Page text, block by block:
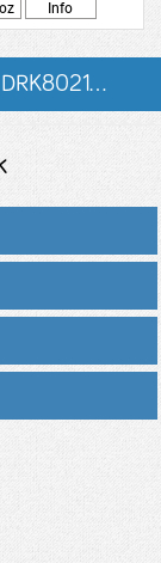
Info